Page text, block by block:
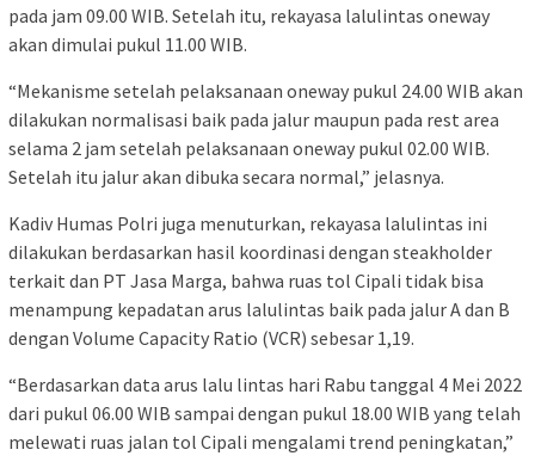
pada jam 09.00 WIB. Setelah itu, rekayasa lalulintas oneway
akan dimulai pukul 11.00 WIB.
“Mekanisme setelah pelaksanaan oneway pukul 24.00 WIB akan
dilakukan normalisasi baik pada jalur maupun pada rest area
selama 2 jam setelah pelaksanaan oneway pukul 02.00 WIB.
Setelah itu jalur akan dibuka secara normal,” jelasnya.
Kadiv Humas Polri juga menuturkan, rekayasa lalulintas ini
dilakukan berdasarkan hasil koordinasi dengan steakholder
terkait dan PT Jasa Marga, bahwa ruas tol Cipali tidak bisa
menampung kepadatan arus lalulintas baik pada jalur A dan B
dengan Volume Capacity Ratio (VCR) sebesar 1,19.
“Berdasarkan data arus lalu lintas hari Rabu tanggal 4 Mei 2022
dari pukul 06.00 WIB sampai dengan pukul 18.00 WIB yang telah
melewati ruas jalan tol Cipali mengalami trend peningkatan,”